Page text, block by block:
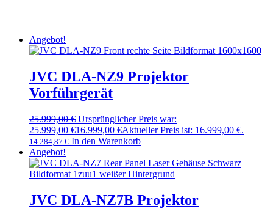
Angebot!
JVC DLA-NZ9 Projektor
Vorführgerät
25.999,00€ Ursprünglicher Preis war:
25.999,00 €16.999,00 €Aktueller Preis ist: 16.999,00 €.
14.284,87 € In den Warenkorb
Angebot!
JVC DLA-NZ7B Projektor